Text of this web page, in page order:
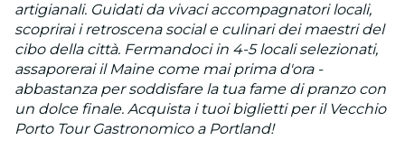
artigianali. Guidati da vivaci accompagnatori locali,
scoprirai i retroscena social e culinari dei maestri del
cibo della città. Fermandoci in 4-5 locali selezionati,
assaporerai il Maine come mai prima d'ora -
abbastanza per soddisfare la tua fame di pranzo con
un dolce finale. Acquista i tuoi biglietti per il Vecchio
Porto Tour Gastronomico a Portland!